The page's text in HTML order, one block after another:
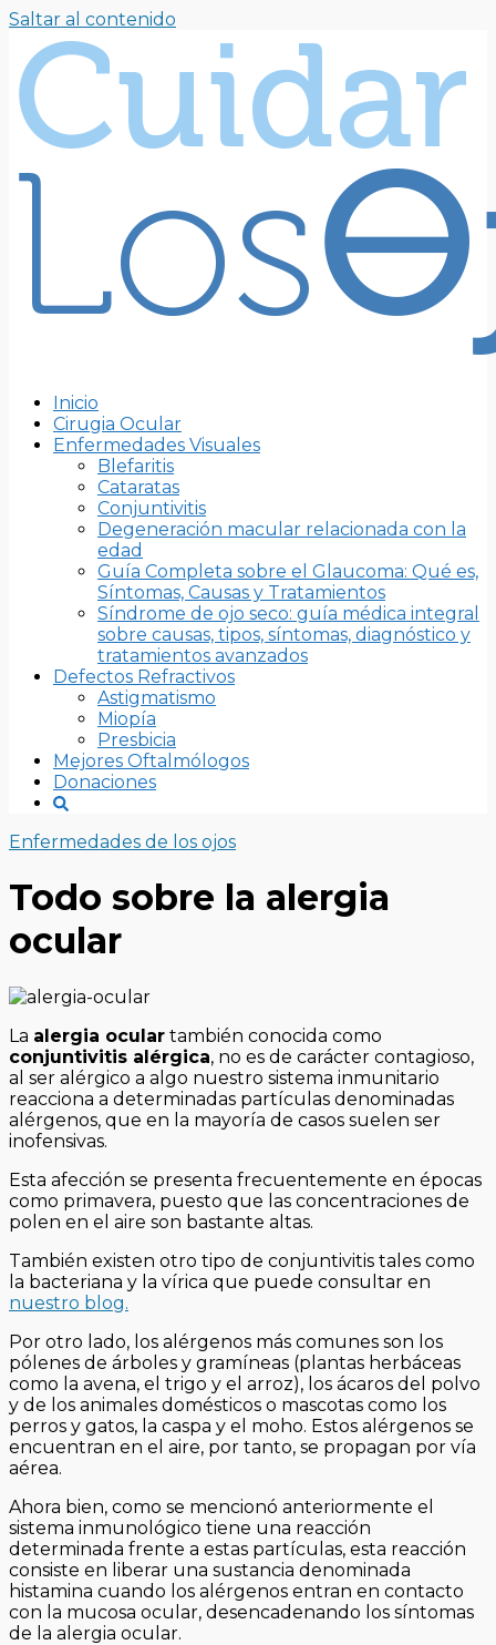
Saltar al contenido
Inicio
Cirugia Ocular
Enfermedades Visuales
Blefaritis
Cataratas
Conjuntivitis
Degeneración macular relacionada con la
edad
Guía Completa sobre el Glaucoma: Qué es,
Síntomas, Causas y Tratamientos
Síndrome de ojo seco: guía médica integral
sobre causas, tipos, síntomas, diagnóstico y
tratamientos avanzados
Defectos Refractivos
Astigmatismo
Miopía
Presbicia
Mejores Oftalmólogos
Donaciones
Enfermedades de los ojos
Todo sobre la alergia
ocular
La alergia ocular también conocida como
conjuntivitis alérgica, no es de carácter contagioso,
al ser alérgico a algo nuestro sistema inmunitario
reacciona a determinadas partículas denominadas
alérgenos, que en la mayoría de casos suelen ser
inofensivas.
Esta afección se presenta frecuentemente en épocas
como primavera, puesto que las concentraciones de
polen en el aire son bastante altas.
También existen otro tipo de conjuntivitis tales como
la bacteriana y la vírica que puede consultar en
nuestro blog.
Por otro lado, los alérgenos más comunes son los
pólenes de árboles y gramíneas (plantas herbáceas
como la avena, el trigo y el arroz), los ácaros del polvo
y de los animales domésticos o mascotas como los
perros y gatos, la caspa y el moho. Estos alérgenos se
encuentran en el aire, por tanto, se propagan por vía
aérea.
Ahora bien, como se mencionó anteriormente el
sistema inmunológico tiene una reacción
determinada frente a estas partículas, esta reacción
consiste en liberar una sustancia denominada
histamina cuando los alérgenos entran en contacto
con la mucosa ocular, desencadenando los síntomas
de la alergia ocular.